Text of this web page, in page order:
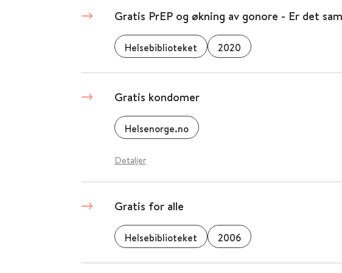
Gratis PrEP og økning av gonore - Er det
Helsebiblioteket 2020
Gratis kondomer
Helsenorge.no
Detaljer
Gratis for alle
Helsebiblioteket 2006